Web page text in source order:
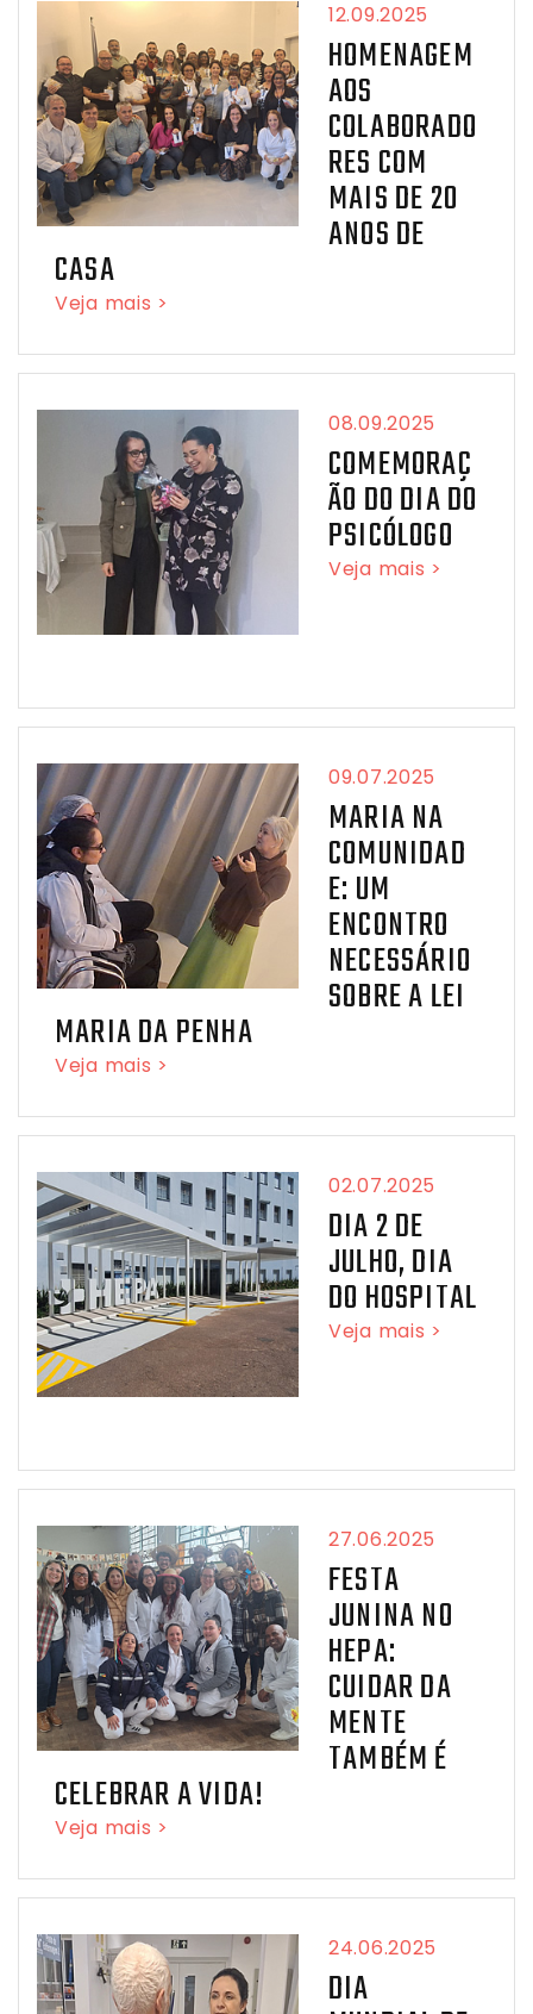
12.09.2025
HOMENAGEM
AOS
COLABORADO
RES COM
MAIS DE 20
ANOS DE
CASA
Veja mais >
08.09.2025
COMEMORAÇ
ÃO DO DIA DO
PSICÓLOGO
Veja mais >
09.07.2025
MARIA NA
COMUNIDAD
E: UM
ENCONTRO
NECESSÁRIO
SOBRE A LEI
MARIA DA PENHA
Veja mais >
02.07.2025
DIA 2 DE
JULHO, DIA
DO HOSPITAL
Veja mais >
27.06.2025
FESTA
JUNINA NO
HEPA:
CUIDAR DA
MENTE
TAMBÉM É
CELEBRAR A VIDA!
Veja mais >
24.06.2025
DIA